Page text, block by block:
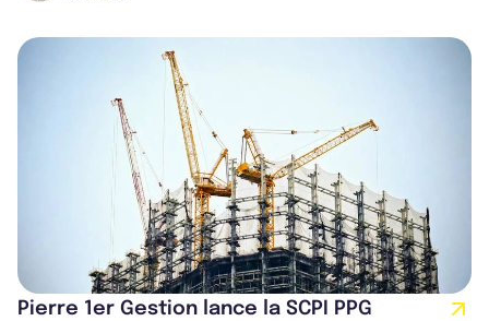
Pierre 1er Gestion lance la SCPI PPG